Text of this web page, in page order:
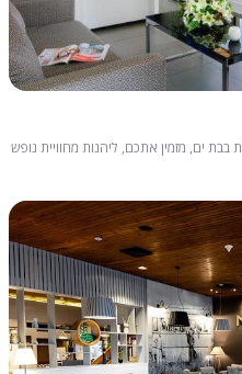
ים, מזמין אתכם, ליהנות מחוויית נופש